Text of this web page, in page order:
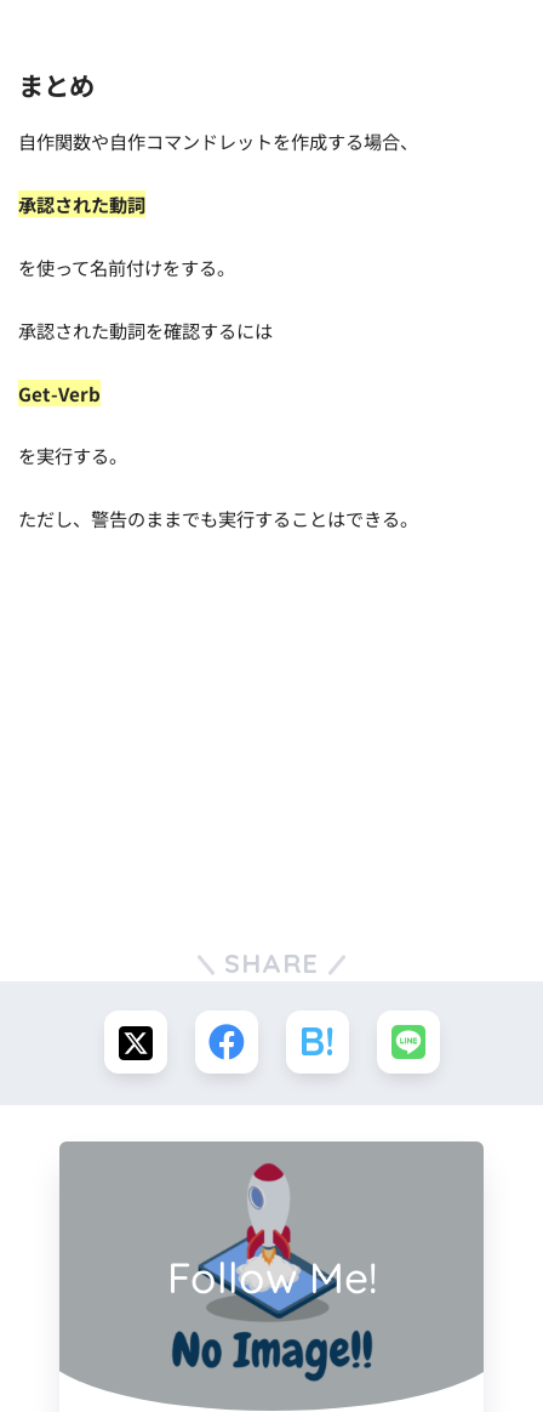
まとめ
自作関数や自作コマンドレットを作成する場合、
承認された動詞
を使って名前付けをする。
承認された動詞を確認するには
Get-Verb
を実行する。
ただし、警告のままでも実行することはできる。
SHARE
Follow Me!